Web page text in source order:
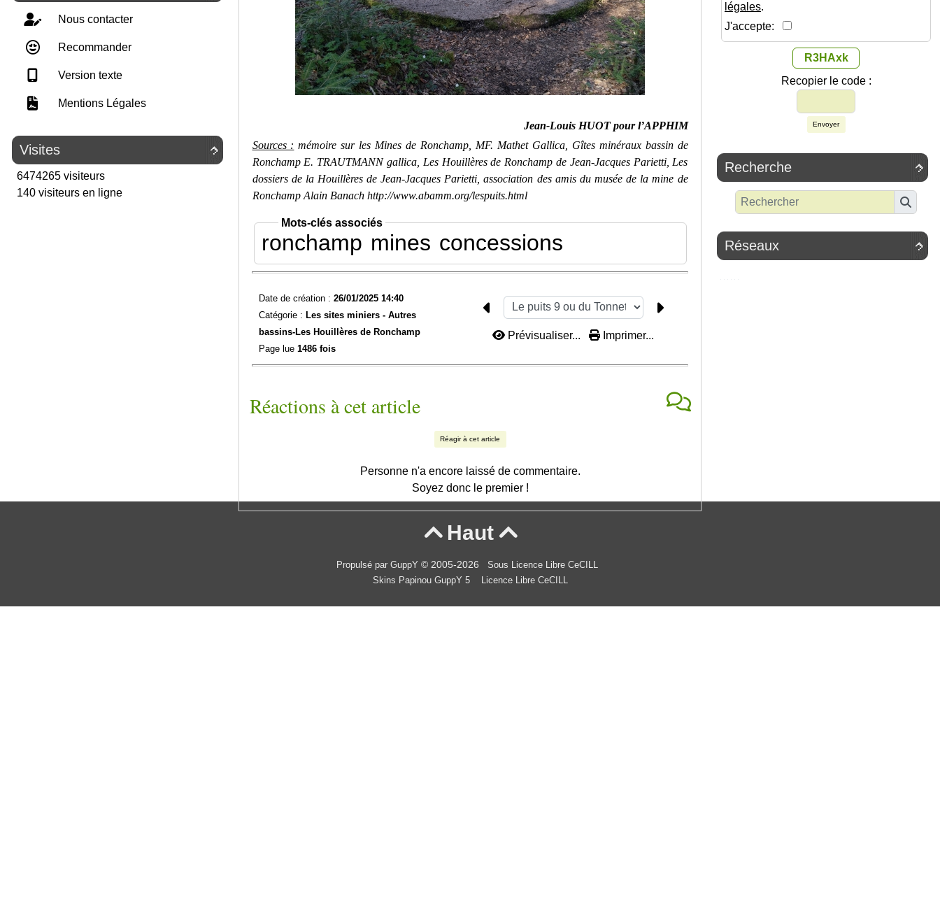
Nous contacter
Recommander
Version texte
Mentions Légales

Visites
6474265 visiteurs
140 visiteurs en ligne
Jean-Louis HUOT pour l’APPHIM
Sources : mémoire sur les Mines de Ronchamp, MF. Mathet Gallica, Gîtes minéraux bassin de
Ronchamp E. TRAUTMANN gallica, Les Houillères de Ronchamp de Jean-Jacques Parietti, Les
dossiers de la Houillères de Jean-Jacques Parietti, association des amis du musée de la mine de
Ronchamp Alain Banach http://www.abamm.org/lespuits.html
Mots-clés associés
ronchamp mines concessions
Date de création : 26/01/2025 14:40
Catégorie : Les sites miniers - Autres
bassins-Les Houillères de Ronchamp
Page lue 1486 fois
Prévisualiser... Imprimer...
Réactions à cet article
Réagir à cet article
Personne n'a encore laissé de commentaire.
Soyez donc le premier !
légales.
J'accepte:
R3HAxk
Recopier le code :
Envoyer

Recherche

Réseaux
Haut 
Propulsé par GuppY © 2005-2026
Sous Licence Libre CeCILL
Skins Papinou GuppY 5
Licence Libre CeCILL